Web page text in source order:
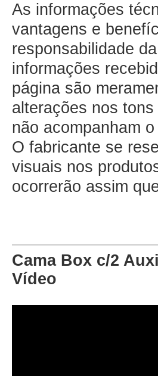
As informações
vantagens e
responsabilidade
informações
página são
alterações nos
não acompanham
O fabricante se
visuais nos
ocorrerão assim
Cama Box c/2
Vídeo